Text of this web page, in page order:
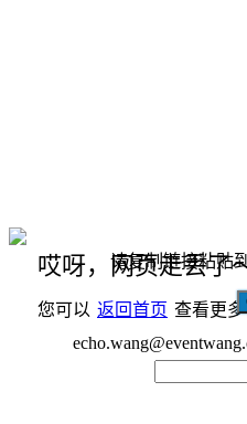
哎呀，网页走丢了
您可以 返回首页 查看更多
请复制链接粘贴